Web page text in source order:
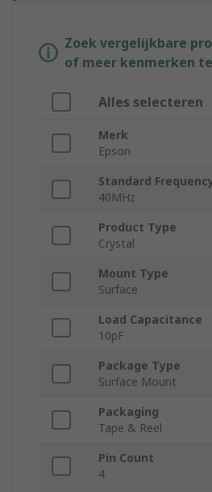
Zoek vergelijkbare
of meer kenmerken
Alles selecteren
Merk
Epson
Standard
40MHz
Product Type
Crystal
Mount Type
Surface
Load Capacitance
10pF
Package Type
Surface Mount
Packaging
Tape & Reel
Pin Count
4